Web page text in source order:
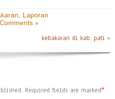
Laporan
»
kebakaran di kab. pati »
Required fields are marked*